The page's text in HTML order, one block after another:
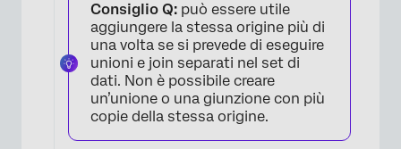
Consiglio Q: può essere utile
aggiungere la stessa origine più di
una volta se si prevede di eseguire
unioni e join separati nel set di
dati. Non è possibile creare
un’unione o una giunzione con più
copie della stessa origine.